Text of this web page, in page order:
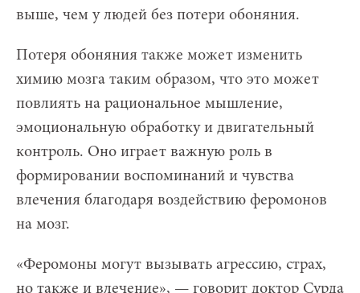
выше, чем у людей без потери обоняния.
Потеря обоняния также может изменить
химию мозга таким образом, что это может
повлиять на рациональное мышление,
эмоциональную обработку и двигательный
контроль. Оно играет важную роль в
формировании воспоминаний и чувства
влечения благодаря воздействию феромонов
на мозг.
«Феромоны могут вызывать агрессию, страх,
но также и влечение», — говорит доктор Сурда